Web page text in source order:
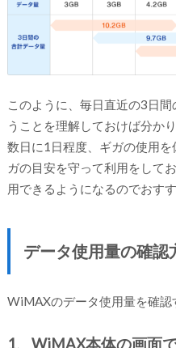
このように、毎日直近の3日
うことを理解しておけば分か
数日に1日程度、ギガの使用
ガの目安を守って利用をして
用できるようになるのでおすす
データ使用量の確認
WiMAXのデータ使用量を確認
1、WiMAX本体の画面